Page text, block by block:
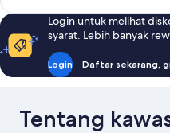
Login untuk melihat
syarat. Lebih banyak
Login Daftar sekarang,
Tentang